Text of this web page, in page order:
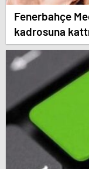
Fenerbahçe
kadrosuna